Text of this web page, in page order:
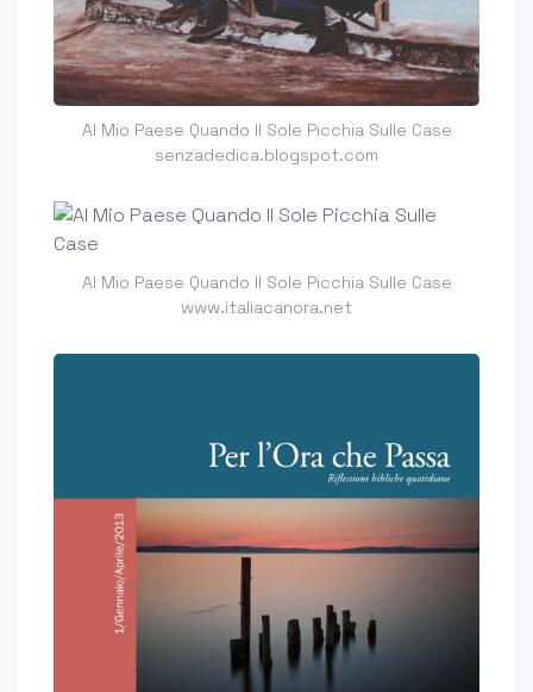
Al Mio Paese Quando Il Sole Picchia Sulle Case
senzadedica.blogspot.com
Al Mio Paese Quando Il Sole Picchia Sulle Case
www.italiacanora.net